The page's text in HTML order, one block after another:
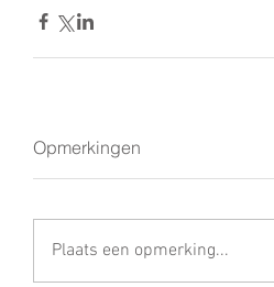
Opmerkingen
Plaats een opmerking...